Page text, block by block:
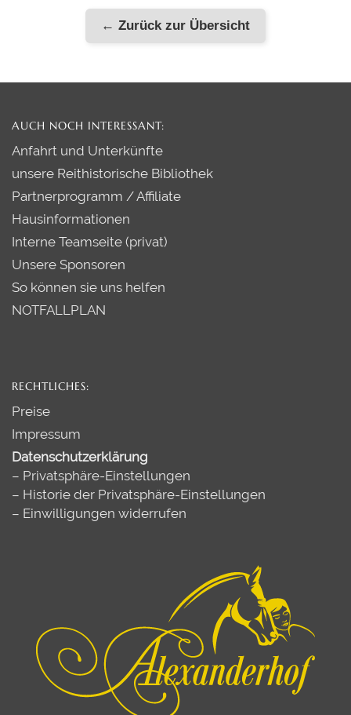
← Zurück zur Übersicht
AUCH NOCH INTERESSANT:
Anfahrt und Unterkünfte
unsere Reithistorische Bibliothek
Partnerprogramm / Affiliate
Hausinformationen
Interne Teamseite (privat)
Unsere Sponsoren
So können sie uns helfen
NOTFALLPLAN
RECHTLICHES:
Preise
Impressum
Datenschutzerklärung
– Privatsphäre-Einstellungen
– Historie der Privatsphäre-Einstellungen
– Einwilligungen widerrufen